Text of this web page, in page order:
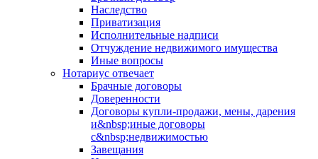
Наследство
Приватизация
Исполнительные надписи
Отчуждение недвижимого имущества
Иные вопросы
Нотариус отвечает
Брачные договоры
Доверенности
Договоры купли-продажи, мены, дарения
и&nbsp;иные договоры
с&nbsp;недвижимостью
Завещания